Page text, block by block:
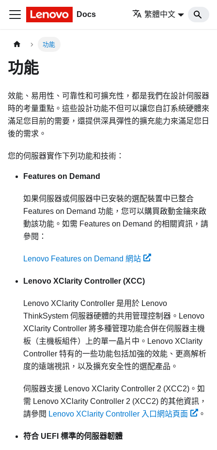
Docs 繁體中文
功能
功能
效能、易用性、可靠性和可擴充性，都是我們在設計伺服器
時的考量重點。這些設計功能不但可以讓您自訂系統硬體來
滿足您目前的需要，還提供深具彈性的擴充能力來滿足您日
後的需求。
您的伺服器實作下列功能和技術：
Features on Demand
如果伺服器或伺服器中已安裝的選配裝置中已整合
Features on Demand 功能，您可以購買啟動金鑰來啟
動該功能。如需 Features on Demand 的相關資訊，請
參閱：
Lenovo Features on Demand 網站
Lenovo XClarity Controller (XCC)
Lenovo XClarity Controller 是用於 Lenovo
ThinkSystem 伺服器硬體的共用管理控制器。 Lenovo
XClarity Controller 將多種管理功能合併在伺服器主機
板（主機板組件）上的單一晶片中。 Lenovo XClarity
Controller 特有的一些功能包括加強的效能、更高解析
度的遠端視訊，以及擴充安全性的選配產品。
伺服器支援 Lenovo XClarity Controller 2 (XCC2)。如
需 Lenovo XClarity Controller 2 (XCC2) 的其他資訊，
請參閱 Lenovo XClarity Controller 入口網站頁面 。
符合 UEFI 標準的伺服器韌體